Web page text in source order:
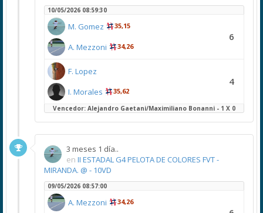
10/05/2026 08:59:30
M. Gomez 35,15
A. Mezzoni 34,26
6
F. Lopez
I. Morales
35,62
4
Vencedor: Alejandro Gaetani/Maximiliano Bonanni - 1 X 0
3 meses 1 día..
en II ESTADAL G4 PELOTA DE COLORES FVT -
MIRANDA. @ - 10VD
09/05/2026 08:57:00
A. Mezzoni 34,26